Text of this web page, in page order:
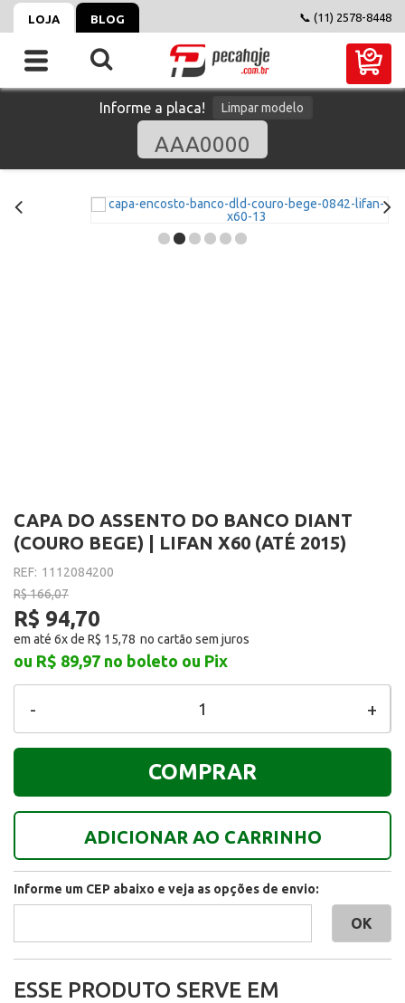
LOJA BLOG 📞 (11) 2578-8448
Informe a placa! Limpar modelo
CAPA DO ASSENTO DO BANCO DIANT
(COURO BEGE) | LIFAN X60 (ATÉ 2015)
REF: 1112084200
R$ 166,07
R$ 94,70
em até 6x de R$ 15,78
ou R$ 89,97 no boleto ou Pix
+
-
ADICIONAR AO CARRINHO
COMPRAR
Informe um CEP abaixo e veja as opções de envio:
ESSE PRODUTO SERVE EM